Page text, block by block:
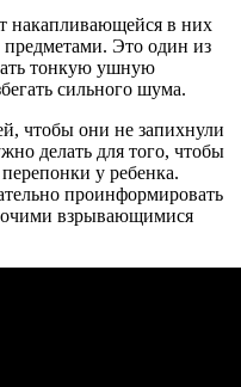
накапливающейся в них
предметами. Это один из
тонкую ушную
сильного шума.
чтобы они не запихнули
делать для того, чтобы
у ребенка.
проинформировать
взрывающимися